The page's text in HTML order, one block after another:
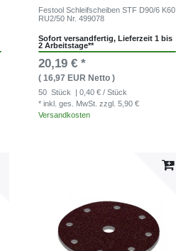
Festool Schleifscheiben STF D90/6 K60
RU2/50 Nr. 499078
Sofort versandfertig, Lieferzeit 1 bis
2 Arbeitstage**
20,19 € *
( 16,97 EUR Netto )
50 Stück
| 0,40 € / Stück
* inkl. ges. MwSt. zzgl. 5,90 €
Versandkosten